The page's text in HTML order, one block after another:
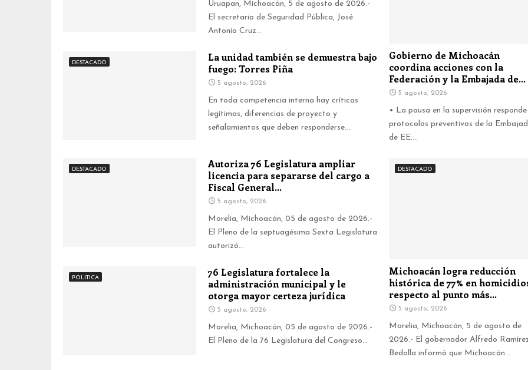
Uruapan, Michoacán, 5 de agosto de 2026.-
El secretario de Seguridad Pública, José
Antonio Cruz...
DESTACADO
La unidad también se demuestra bajo
fuego: Torres Piña
5 agosto, 2026
En toda competencia interna hay críticas
legítimas, diferencias de proyecto y
señalamientos que deben responderse....
Gobierno de Michoacán
coordina acciones con la
Federación y la Embajada de...
5 agosto, 2026
• La pausa en la supervisión
protocolos preventivos de la
de EE....
DESTACADO
Autoriza 76 Legislatura ampliar
licencia para separarse del cargo a
Fiscal General...
5 agosto, 2026
Morelia, Michoacán, 05 de agosto de 2026.-
El Pleno de la septuagésima Sexta Legislatura
autorizó...
POLITICA
76 Legislatura fortalece la
administración municipal y le
otorga mayor certeza jurídica
5 agosto, 2026
Morelia, Michoacán, 05 de agosto de 2026.-
El Pleno de la 76 Legislatura del Congreso...
DESTACADO
Michoacán logra reducción
histórica de 77% en
respecto al punto más...
5 agosto, 2026
Morelia, Michoacán, 5 de agosto de
2026.- El gobernador Alfredo
Bedolla informó que Michoacán...